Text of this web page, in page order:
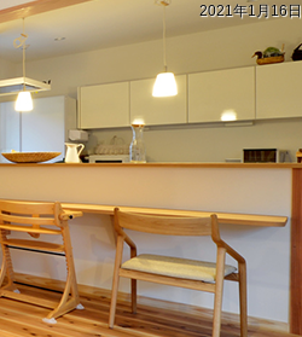
2021年1月16日